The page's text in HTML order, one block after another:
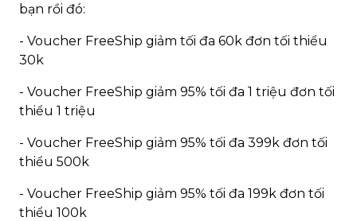
bạn rồi đó:
- Voucher FreeShip giảm tối đa 60k đơn tối thiểu
30k
- Voucher FreeShip giảm 95% tối đa 1 triệu đơn tối
thiểu 1 triệu
- Voucher FreeShip giảm 95% tối đa 399k đơn tối
thiểu 500k
- Voucher FreeShip giảm 95% tối đa 199k đơn tối
thiểu 100k